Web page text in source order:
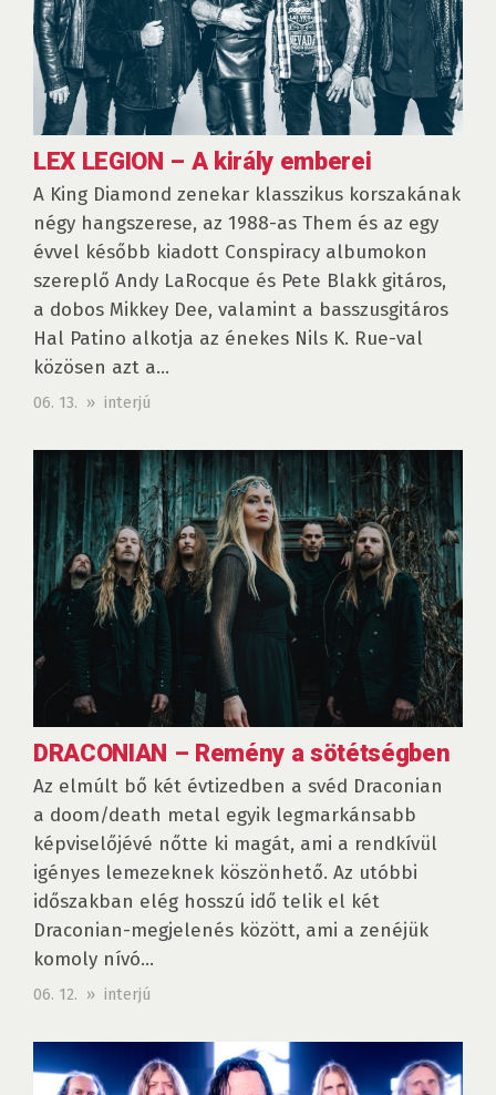
LEX LEGION – A király emberei
A King Diamond zenekar klasszikus korszakának
négy hangszerese, az 1988-as Them és az egy
évvel később kiadott Conspiracy albumokon
szereplő Andy LaRocque és Pete Blakk gitáros,
a dobos Mikkey Dee, valamint a basszus­gitáros
Hal Patino alkotja az énekes Nils K. Rue-val
közösen azt a...
06. 13. » interjú
DRACONIAN – Remény a sötétségben
Az elmúlt bő két évtizedben a svéd Draconian
a doom/death metal egyik legmarkánsabb
képviselőjévé nőtte ki magát, ami a rendkívül
igényes lemezeknek köszönhető. Az utóbbi
időszakban elég hosszú idő telik el két
Draconian-megjelenés között, ami a zenéjük
komoly nívó...
06. 12. » interjú